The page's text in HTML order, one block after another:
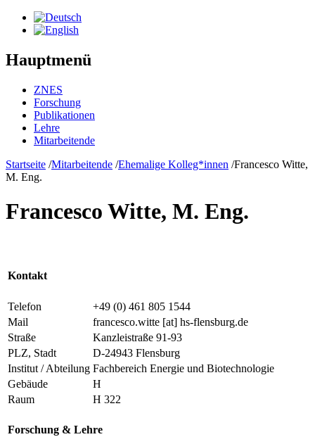
Hauptmenü
ZNES
Forschung
Publikationen
Lehre
Mitarbeitende
Startseite /Mitarbeitende /Ehemalige Kolleg*innen /Francesco Witte,
M. Eng.
Francesco Witte, M. Eng.
Kontakt
Telefon
+49 (0) 461 805 1544
Mail
francesco.witte [at] hs-flensburg.de
Straße
Kanzleistraße 91-93
PLZ, Stadt
D-24943 Flensburg
Institut / Abteilung Fachbereich Energie und Biotechnologie
Gebäude
H
Raum
H 322
Forschung & Lehre